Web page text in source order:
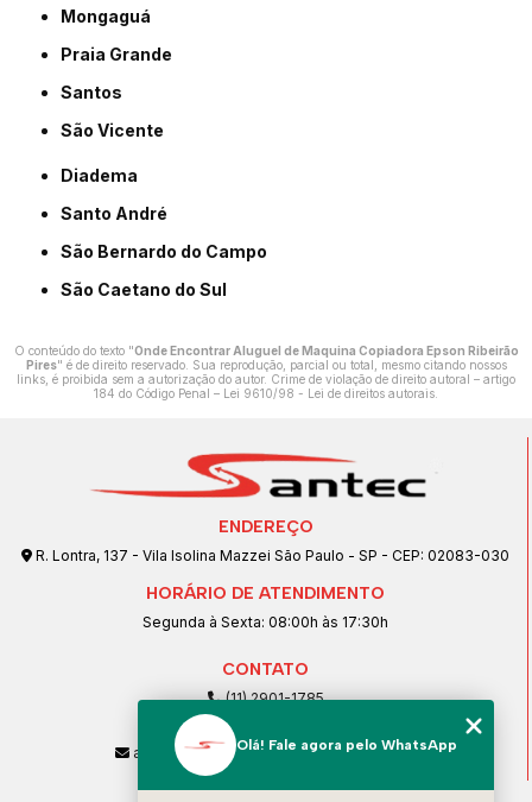
Mongaguá
Praia Grande
Santos
São Vicente
Diadema
Santo André
São Bernardo do Campo
São Caetano do Sul
O conteúdo do texto "Onde Encontrar Aluguel de Maquina Copiadora Epson Ribeirão
Pires" é de direito reservado. Sua reprodução, parcial ou total, mesmo citando nossos
links, é proibida sem a autorização do autor. Crime de violação de direito autoral – artigo
184 do Código Penal – Lei 9610/98 - Lei de direitos autorais
ENDEREÇO
R. Lontra, 137 - Vila Isolina Mazzei São Paulo - SP - CEP: 02083-030
HORÁRIO DE ATENDIMENTO
Segunda à Sexta: 08:00h às 17:30h
CONTATO
(11) 2901-1785
(11) 99239-1832
atendimento@santeccopiadoras.com.br
Olá! Fale agora pelo WhatsApp